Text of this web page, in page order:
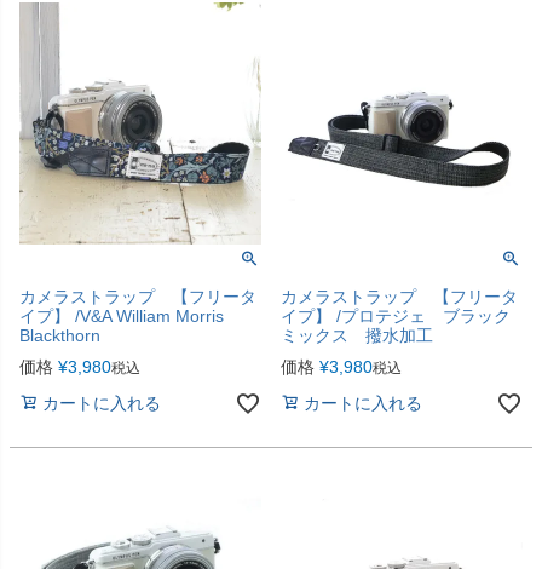
カメラストラップ 【フリータ
イプ】 /V&A William Morris
Blackthorn
価格 ¥3,980税込
カートに入れる
カメラストラップ 【フリータ
イプ】 /プロテジェ ブラック
ミックス 撥水加工
価格 ¥3,980税込
カートに入れる